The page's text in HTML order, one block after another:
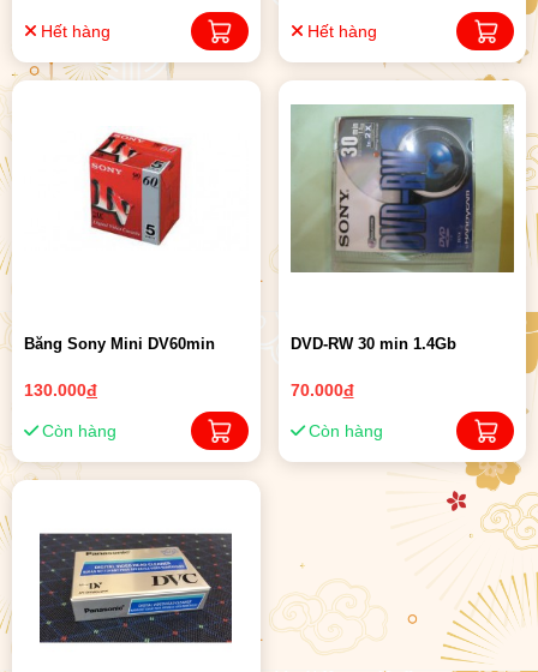
Hết hàng Hết hàng
Băng Sony Mini DV60min
130.000đ
Còn hàng
DVD-RW 30 min 1.4Gb
70.000đ
Còn hàng